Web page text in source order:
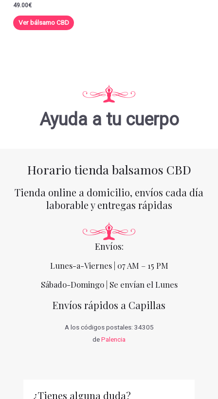
Valorado con
5.00
de 5
49.00€
Ver bálsamo CBD
Ayuda a tu cuerpo
Horario tienda balsamos CBD
Tienda online a domicilio, envíos cada día
laborable y entregas rápidas
Envíos:
Lunes-a-Viernes | 07 AM – 15 PM
Sábado-Domingo | Se envían el Lunes
Envíos rápidos a Capillas
A los códigos postales: 34305
dePalencia
¿Tienes alguna duda?